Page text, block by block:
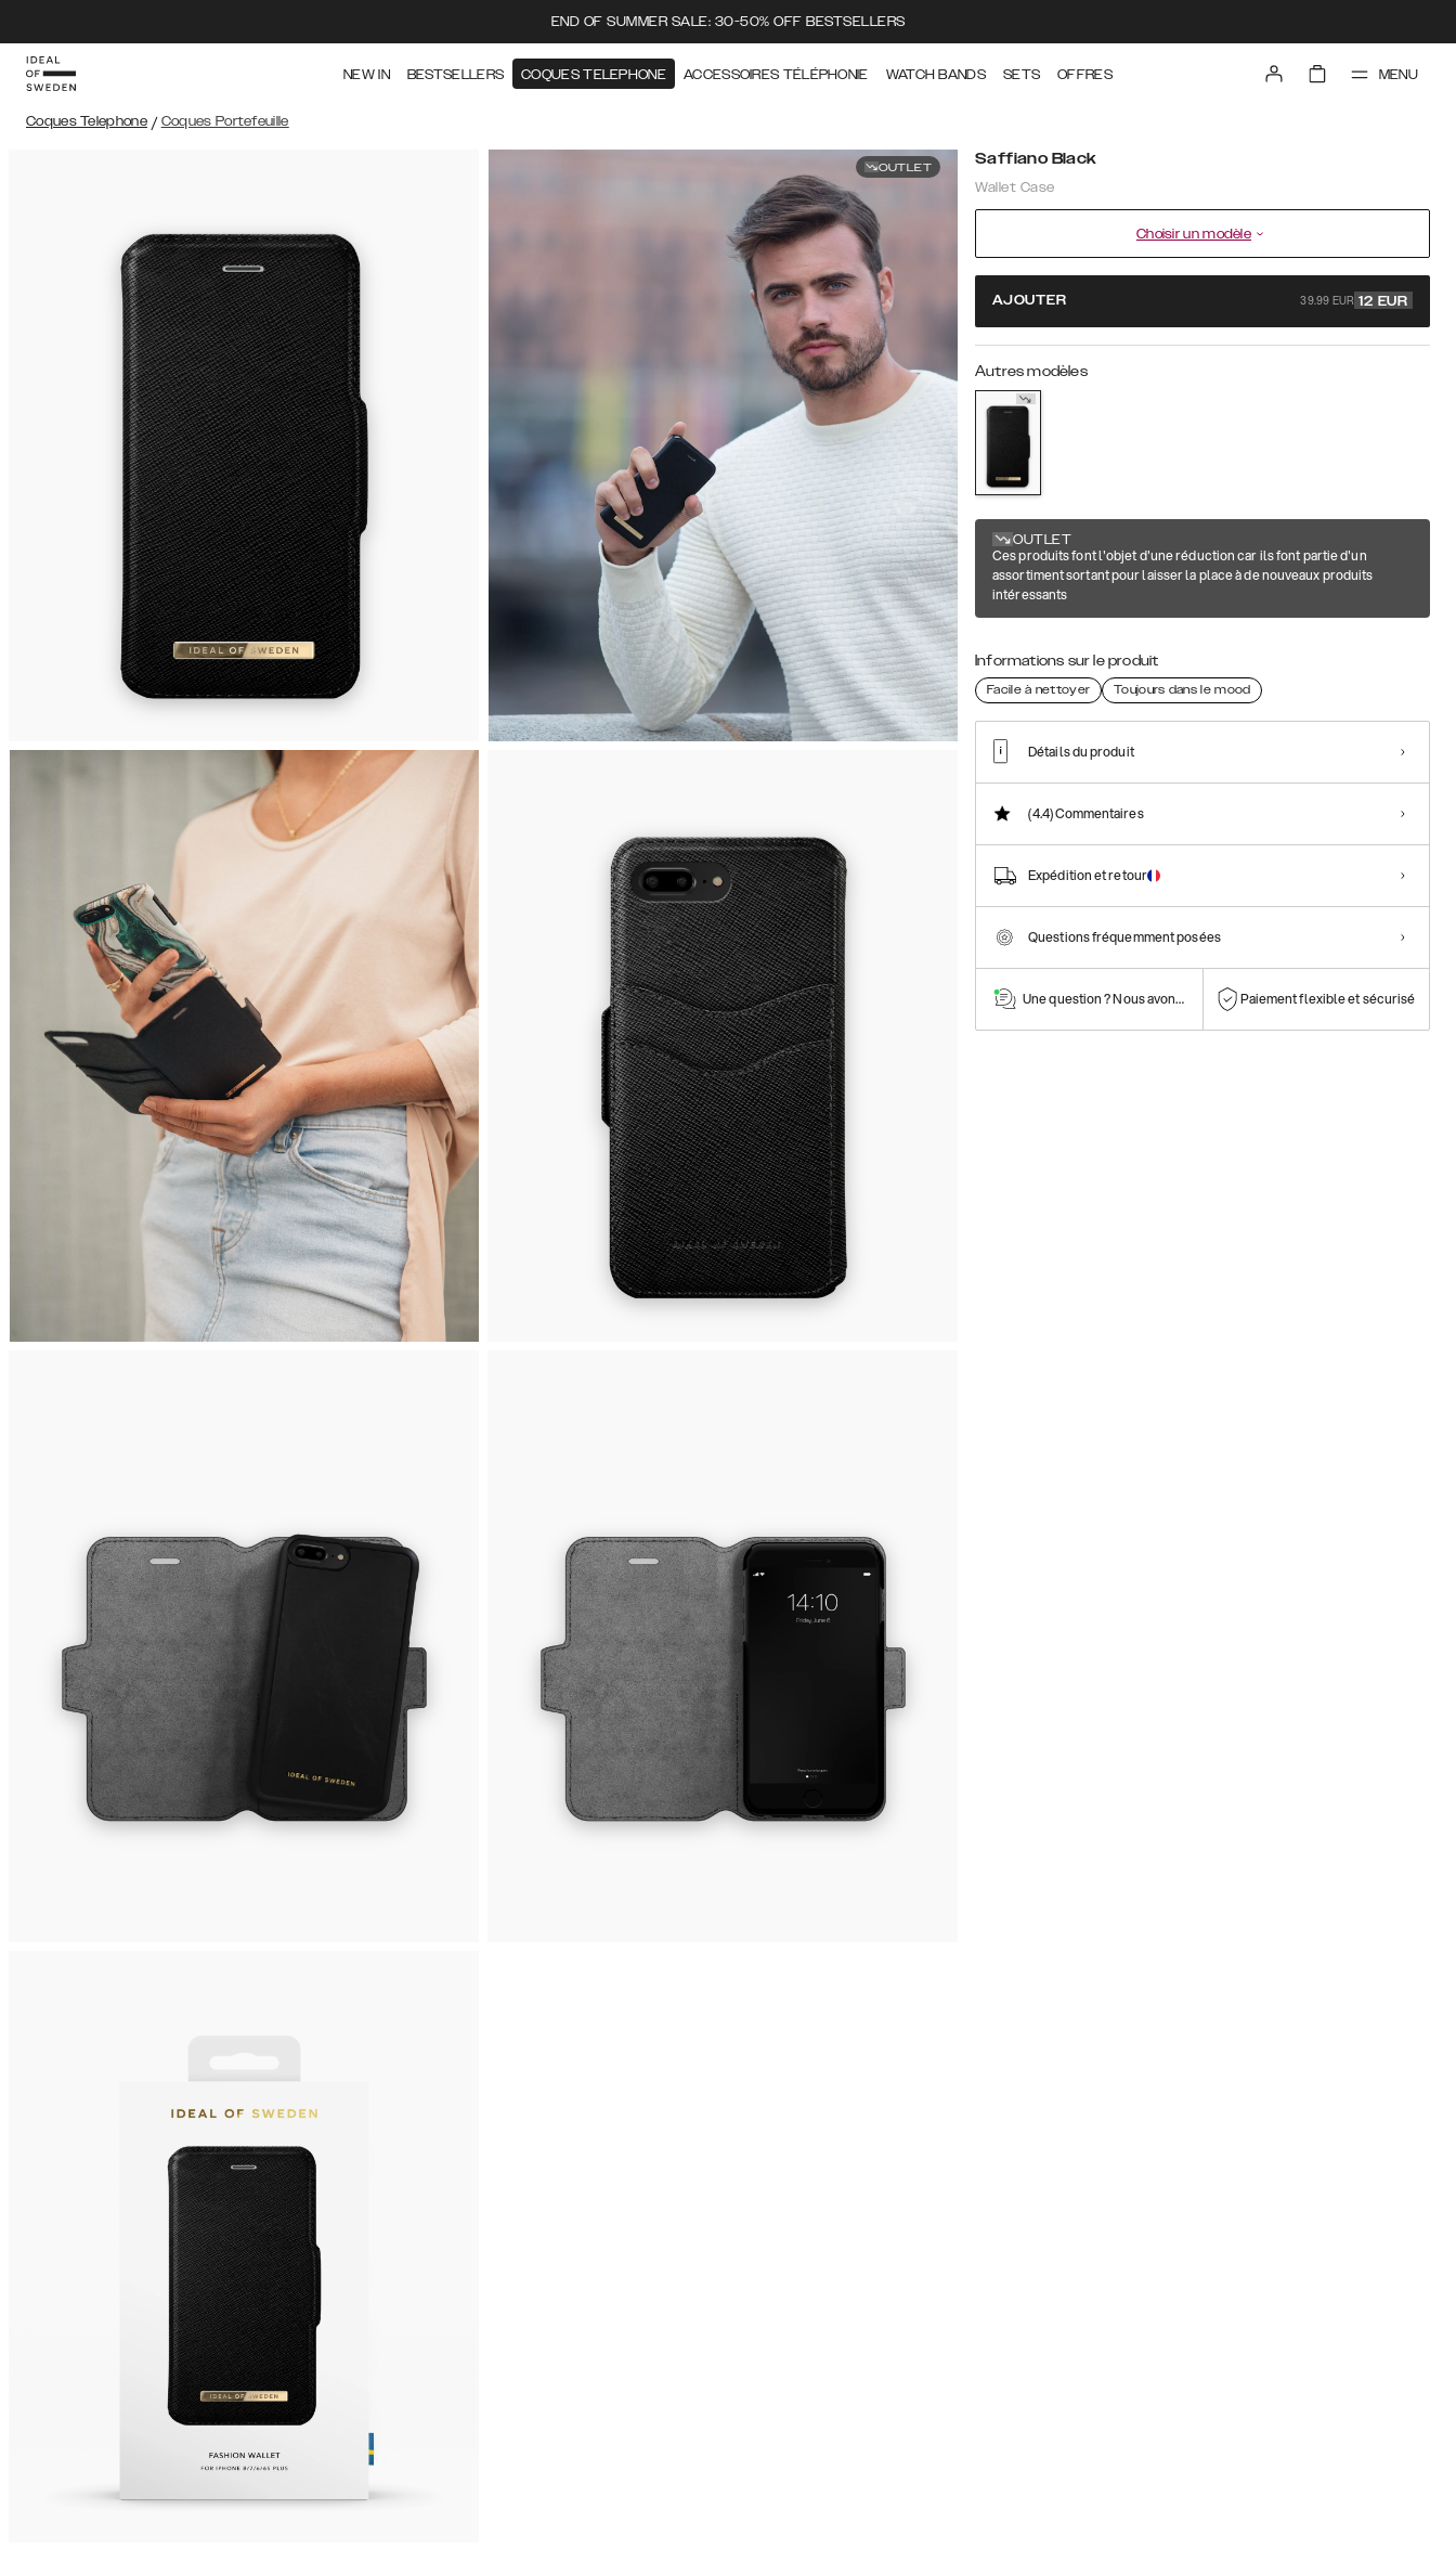
END OF SUMMER SALE: 30-50% OFF BESTSELLERS
NEW IN BESTSELLERS COQUES TELEPHONE ACCESSOIRES TÉLÉPHONIE WATCH BANDS SETS OFFRES MENU
Coques Telephone / Coques Portefeuille
OUTLET Saffiano Black
Wallet Case
Choisir un modèle
AJOUTER 39.99 EUR 12 EUR
Autres modèles
OUTLET
Ces produits font l'objet d'une réduction car ils font partie d'un
assortiment sortant pour laisser la place à de nouveaux produits
intéressants
Informations sur le produit
Facile à nettoyer Toujours dans le mood
Détails du produit
(4.4)Commentaires
Expédition et retour
Questions fréquemment posées
Une question ? Nous avons la réponse !Paiement flexible et sécurisé